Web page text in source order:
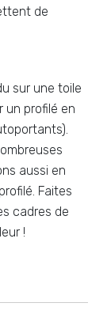
de
sur une toile
un profilé en
aussi en
Faites
cadres de
!